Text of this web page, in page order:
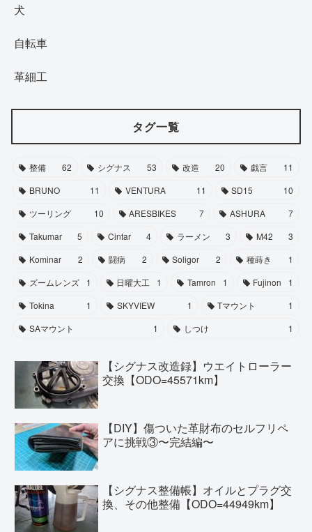
犬
自転車
革細工
タグ一覧
整備 62 シグナス 53 改造 20 戯言
11
BRUNO
11 VENTURA 11 SD15
10
ツーリング
10 ARESBIKES 7 ASHURA
7
Takumar
5 Cintar 4 ラーメン 3 M42
3
Kominar
2 闘病 2 Soligor 2 種蒔き
1
ズームレンズ
1 日曜大工 1 Tamron 1 Fujinon
1
Tokina
1 SKYVIEW 1 Tマウント
1
SAマウント
1 しつけ 1
【シグナス改造録】ウエイトローラー
交換【ODO=45571km】
【DIY】傷ついた革財布のセルフリペ
アに挑戦③〜完結編〜
【シグナス整備帳】オイルとプラグ交
換、その他整備【ODO=44949km】